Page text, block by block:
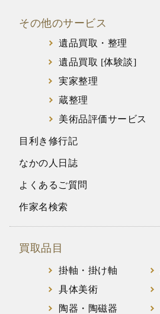
その他のサービス
遺品買取・整理
遺品買取 [体験談]
実家整理
蔵整理
美術品評価サービス
目利き修行記
なかの人日誌
よくあるご質問
作家名検索
買取品目
掛軸・掛け軸
具体美術
陶器・陶磁器